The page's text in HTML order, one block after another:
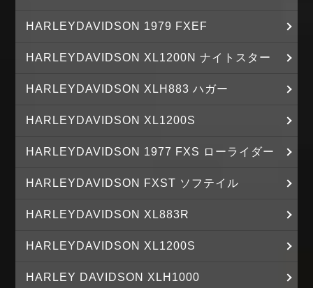
HARLEYDAVIDSON 1979 FXEF
HARLEYDAVIDSON XL1200N ナイトスター
HARLEYDAVIDSON XLH883 ハガー
HARLEYDAVIDSON XL1200S
HARLEYDAVIDSON 1977 FXS ローライダー
HARLEYDAVIDSON FXST ソフテイル
HARLEYDAVIDSON XL883R
HARLEYDAVIDSON XL1200S
HARLEY DAVIDSON XLH1000